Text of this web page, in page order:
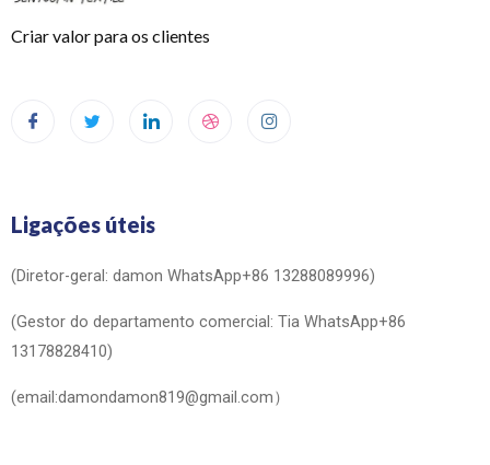
Criar valor para os clientes
Ligações úteis
(Diretor-geral: damon WhatsApp+86 13288089996)
(Gestor do departamento comercial: Tia WhatsApp+86
13178828410)
(email:damondamon819@gmail.com）